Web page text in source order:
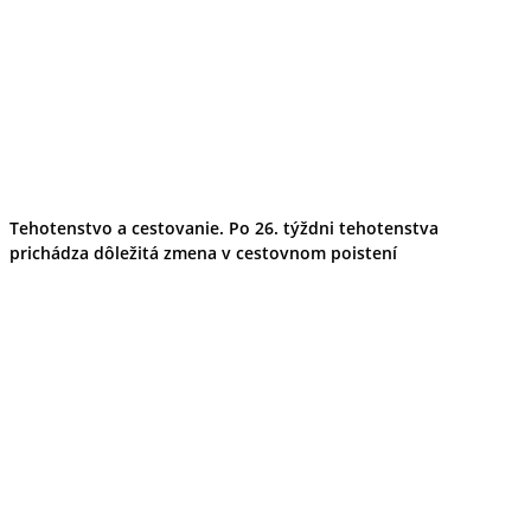
Tehotenstvo a cestovanie. Po 26. týždni tehotenstva
prichádza dôležitá zmena v cestovnom poistení